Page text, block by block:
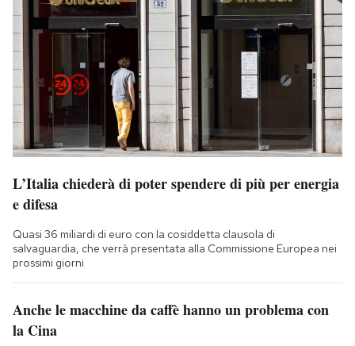
L’Italia chiederà di poter spendere di più per energia
e difesa
Quasi 36 miliardi di euro con la cosiddetta clausola di
salvaguardia, che verrà presentata alla Commissione Europea nei
prossimi giorni
Anche le macchine da caffè hanno un problema con
la Cina